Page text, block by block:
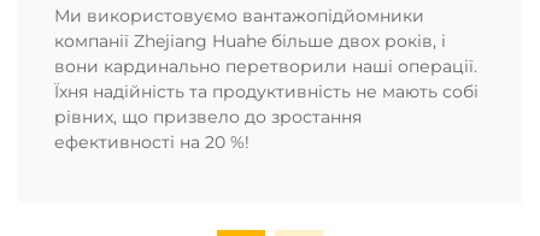
Ми використовуємо вантажопідйомники
компанії Zhejiang Huahe більше двох років, і
вони кардинально перетворили наші операції.
Їхня надійність та продуктивність не мають собі
рівних, що призвело до зростання
ефективності на 20 %!